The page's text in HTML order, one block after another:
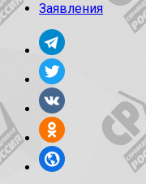
Заявления